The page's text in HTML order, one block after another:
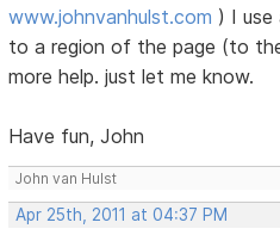
www.johnvanhulst.com ) I
to a region of the page (to
more help. just let me know.
Have fun, John
John van Hulst
Apr 25th, 2011 at 04:37 PM